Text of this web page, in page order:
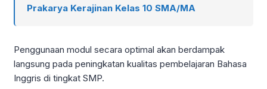
Prakarya Kerajinan Kelas 10 SMA/MA
Penggunaan modul secara optimal akan berdampak
langsung pada peningkatan kualitas pembelajaran Bahasa
Inggris di tingkat SMP.